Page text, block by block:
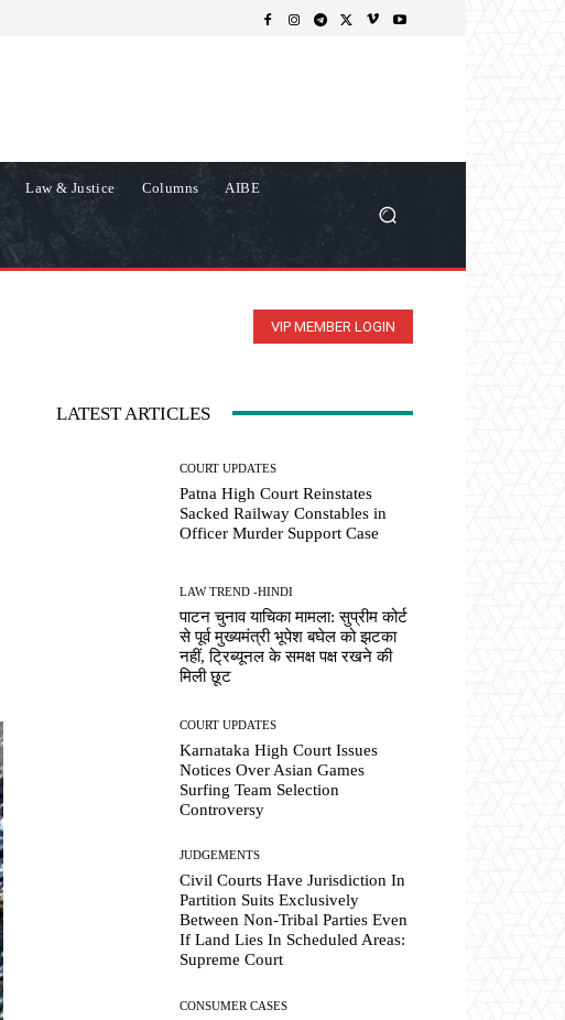
Law & Justice Columns AIBE
VIP MEMBER LOGIN
LATEST ARTICLES
COURT UPDATES
Patna High Court Reinstates
Sacked Railway Constables in
Officer Murder Support Case
LAW TREND -HINDI
पाटन चुनाव याचिका मामला: सुप्रीम कोर्ट
से पूर्व मुख्यमंत्री भूपेश बघेल को झटका
नहीं, ट्रिब्यूनल के समक्ष पक्ष रखने की
मिली छूट
COURT UPDATES
Karnataka High Court Issues
Notices Over Asian Games
Surfing Team Selection
Controversy
JUDGEMENTS
Civil Courts Have Jurisdiction In
Partition Suits Exclusively
Between Non-Tribal Parties Even
If Land Lies In Scheduled Areas:
Supreme Court
CONSUMER CASES